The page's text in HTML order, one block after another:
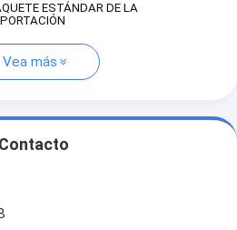
ESTÁNDAR DE LA
Vea más
Contacto